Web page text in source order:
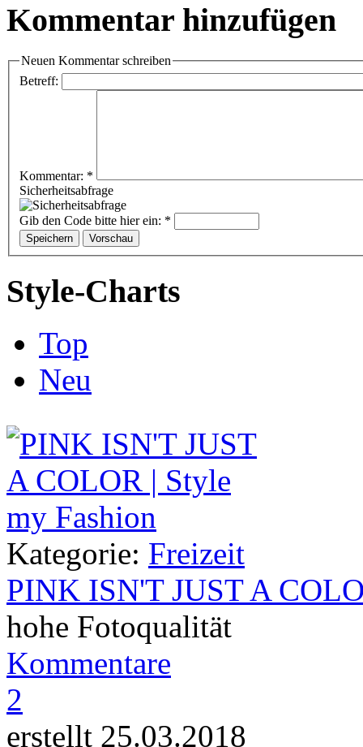
Kommentar hinzufügen
Neuen Kommentar schreiben
Betreff:
Kommentar: *
Sicherheitsabfrage
Gib den Code bitte hier ein: *
Style-Charts
Top
Neu
Kategorie: Freizeit
PINK ISN'T JUST A
hohe Fotoqualität
Kommentare
2
erstellt 25.03.2018